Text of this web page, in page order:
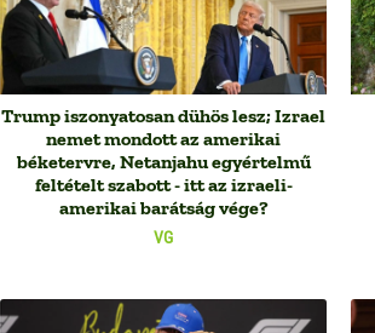
VG
Trump iszonyatosan dühös lesz; Izrael
nemet mondott az amerikai
béketervre, Netanjahu egyértelmű
feltételt szabott - itt az izraeli-
amerikai barátság vége?